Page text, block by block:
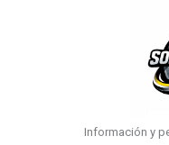
Información y